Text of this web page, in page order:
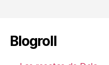
Blogroll